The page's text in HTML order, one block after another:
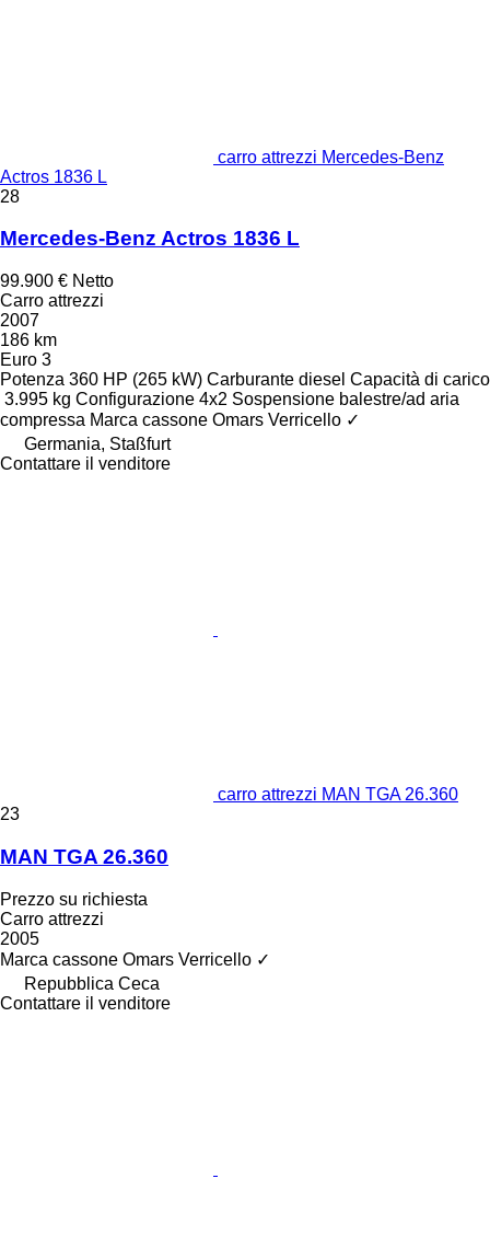
carro attrezzi Mercedes-Benz
Actros 1836 L
28
Mercedes-Benz Actros 1836 L
99.900 € Netto
Carro attrezzi
2007
186 km
Euro 3
Potenza 360 HP (265 kW) Carburante diesel Capacità di carico
3.995 kg Configurazione 4x2 Sospensione balestre/ad aria
compressa Marca cassone Omars Verricello ✓
Germania, Staßfurt
Contattare il venditore
carro attrezzi MAN TGA 26.360
23
MAN TGA 26.360
Prezzo su richiesta
Carro attrezzi
2005
Marca cassone Omars Verricello ✓
Repubblica Ceca
Contattare il venditore